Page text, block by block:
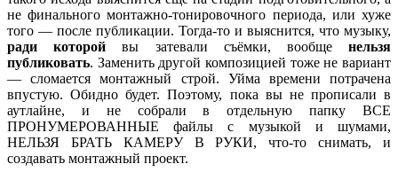
5.
Герой
пытается
выключить
телевизор, но
у него ничего
не выходит и
тогда он
видит
себя(это он в
настоящем),
потом он
После всех передач появляются помехи и
телевизор выключается и через эти же
помехи появляется сам герой, он
осознает,что это камера в телевизоре, делает
движения и отходит за телевизор и когда
возвращается видит мельком, как он лежит
мёртвый в телевизоре (тоже в виде помех) ,
не финального монтажно-тонировочного периода, или хуже
того — после публикации. Тогда-то и выяснится, что музыку,
ради которой вы затевали съёмки, вообщенельзя
публиковать. Заменить другой композицией тоже не вариант
— сломается монтажный строй. Уйма времени потрачена
впустую. Обидно будет. Поэтому, пока вы не прописали в
аутлайне, и не собрали в отдельную папку ВСЕ
ПРОНУМЕРОВАННЫЕ файлы с музыкой и шумами,
НЕЛЬЗЯ БРАТЬ КАМЕРУ В РУКИ, что-то снимать, и
создавать монтажный проект.